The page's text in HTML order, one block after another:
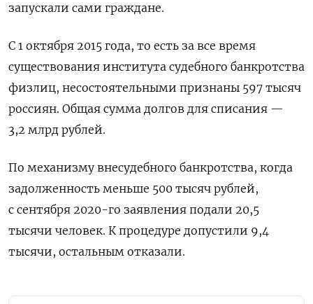
запускали сами граждане.
С 1 октября 2015 года, то есть за все время
существования института судебного банкротства
физлиц, несостоятельными признаны 597 тысяч
россиян. Общая сумма долгов для списания —
3,2 млрд рублей.
По механизму внесудебного банкротства, когда
задолженность меньше 500 тысяч рублей,
с сентября 2020-го заявления подали 20,5
тысячи человек. К процедуре допустили 9,4
тысячи, остальным отказали.